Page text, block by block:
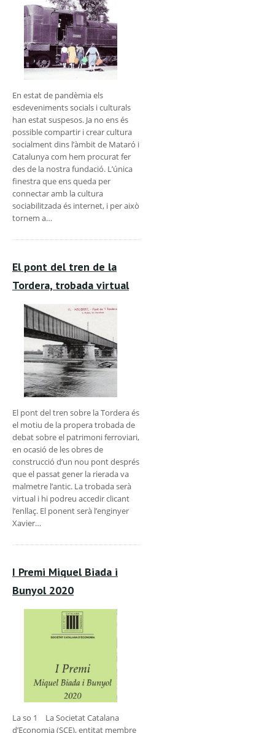
En estat de pandèmia els
esdeveniments socials i culturals
han estat suspesos. Ja no ens és
possible compartir i crear cultura
socialment dins l’àmbit de Mataró i
Catalunya com hem procurat fer
des de la nostra fundació. L’única
finestra que ens queda per
connectar amb la cultura
sociabilitzada és internet, i per això
tornem a…
El pont del tren de la
Tordera, trobada virtual
El pont del tren sobre la Tordera és
el motiu de la propera trobada de
debat sobre el patrimoni ferroviari,
en ocasió de les obres de
construcció d’un nou pont després
que el passat gener la rierada va
malmetre l’antic. La trobada serà
virtual i hi podreu accedir clicant
l’enllaç. El ponent serà l’enginyer
Xavier…
I Premi Miquel Biada i
Bunyol 2020
La so 1 La Societat Catalana
d’Economia (SCE), entitat membre